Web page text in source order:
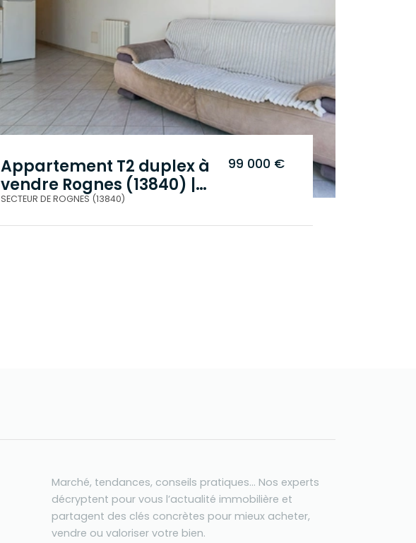
Appartement T2 duplex à
vendre Rognes (13840) |
35m2 | Calme Absolu.
SECTEUR DE ROGNES (13840)
99 000 €
Marché, tendances, conseils pratiques… Nos experts
décryptent pour vous l’actualité immobilière et
partagent des clés concrètes pour mieux acheter,
vendre ou valoriser votre bien.